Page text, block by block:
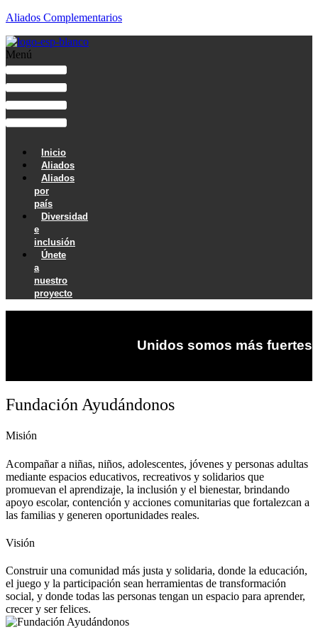
Aliados Complementarios
Menú
Inicio
Aliados
Aliados
por
país
Diversidad
e
inclusión
Únete
a
nuestro
proyecto
Unidos somos más fuertes
Fundación Ayudándonos
Misión
Acompañar a niñas, niños, adolescentes, jóvenes y personas adultas
mediante espacios educativos, recreativos y solidarios que
promuevan el aprendizaje, la inclusión y el bienestar, brindando
apoyo escolar, contención y acciones comunitarias que fortalezcan a
las familias y generen oportunidades reales.
Visión
Construir una comunidad más justa y solidaria, donde la educación,
el juego y la participación sean herramientas de transformación
social, y donde todas las personas tengan un espacio para aprender,
crecer y ser felices.